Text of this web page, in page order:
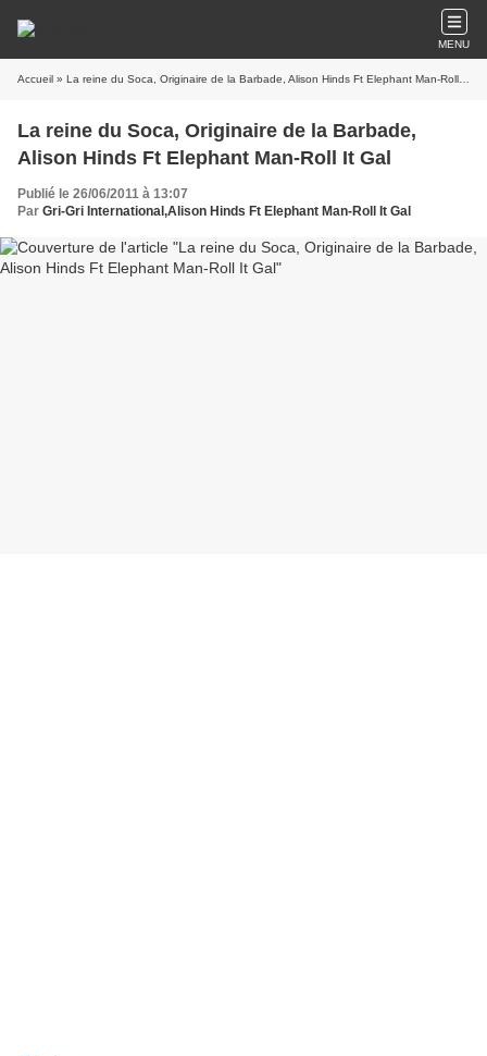
MENU
Accueil » La reine du Soca, Originaire de la Barbade, Alison Hinds Ft Elephant Man-Roll It Gal
La reine du Soca, Originaire de la Barbade,
Alison Hinds Ft Elephant Man-Roll It Gal
Publié le 26/06/2011 à 13:07
Par Gri-Gri International,Alison Hinds Ft Elephant Man-Roll It Gal